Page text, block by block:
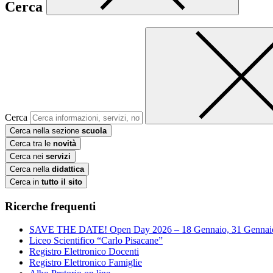
Cerca
Cerca
Cerca nella sezione scuola
Cerca tra le novità
Cerca nei servizi
Cerca nella didattica
Cerca in tutto il sito
Ricerche frequenti
SAVE THE DATE! Open Day 2026 – 18 Gennaio, 31
Liceo Scientifico “Carlo Pisacane”
Registro Elettronico Docenti
Registro Elettronico Famiglie